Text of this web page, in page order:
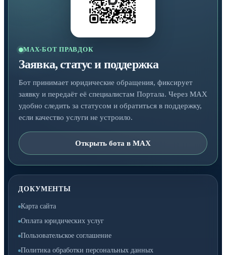
MAX-БОТ ПРАВДОК
Заявка, статус и поддержка
Бот принимает юридические обращения, фиксирует
заявку и передаёт её специалистам Портала. Через MAX
удобно следить за статусом и обратиться в поддержку,
если качество услуги не устроило.
Открыть бота в MAX
ДОКУМЕНТЫ
Карта сайта
Оплата юридических услуг
Пользовательское соглашение
Политика обработки персональных данных